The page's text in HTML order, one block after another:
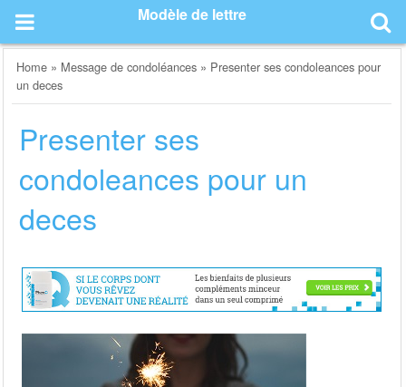
content
Modèle de lettre
Home » Message de condoléances » Presenter ses condoleances pour
un deces
Presenter ses
condoleances pour un
deces